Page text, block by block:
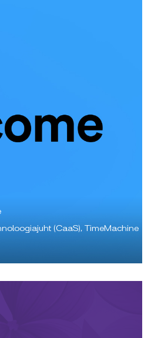
(CaaS), TimeMachine